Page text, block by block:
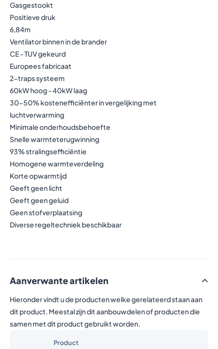
Gasgestookt
Positieve druk
6,84m
Ventilator binnen in de brander
CE - TUV gekeurd
Europees fabricaat
2-traps systeem
60kW hoog - 40kW laag
30-50% kostenefficiënter in vergelijking met
luchtverwarming
Minimale onderhoudsbehoefte
Snelle warmteterugwinning
93% stralingsefficiëntie
Homogene warmteverdeling
Korte opwarmtijd
Geeft geen licht
Geeft geen geluid
Geen stofverplaatsing
Diverse regeltechniek beschikbaar
Aanverwante artikelen
Hieronder vindt u de producten welke gerelateerd staan aan
dit product. Meestal zijn dit aanbouwdelen of producten die
samen met dit product gebruikt worden.
Product